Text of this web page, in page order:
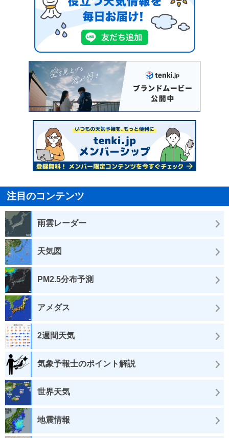
注目のコンテンツ
雨雲レーダー
天気図
PM2.5分布予測
アメダス
2週間天気
気象予報士のポイント解説
世界天気
地震情報